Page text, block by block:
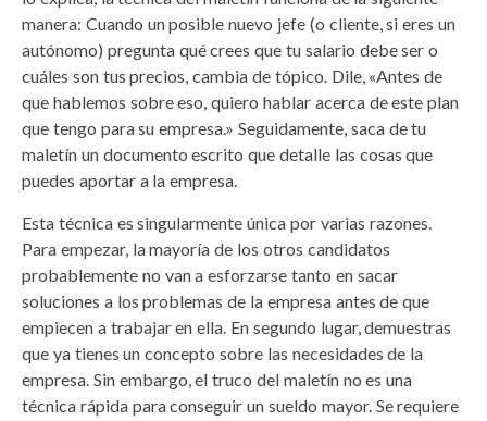
manera: Cuando un posible nuevo jefe (o cliente, si eres un
autónomo) pregunta qué crees que tu salario debe ser o
cuáles son tus precios, cambia de tópico. Dile, «Antes de
que hablemos sobre eso, quiero hablar acerca de este plan
que tengo para su empresa.» Seguidamente, saca de tu
maletín un documento escrito que detalle las cosas que
puedes aportar a la empresa.
Esta técnica es singularmente única por varias razones.
Para empezar, la mayoría de los otros candidatos
probablemente no van a esforzarse tanto en sacar
soluciones a los problemas de la empresa antes de que
empiecen a trabajar en ella. En segundo lugar, demuestras
que ya tienes un concepto sobre las necesidades de la
empresa. Sin embargo, el truco del maletín no es una
técnica rápida para conseguir un sueldo mayor. Se requiere